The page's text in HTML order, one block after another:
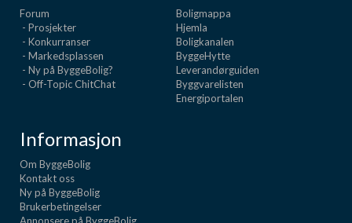
Forum
- Prosjekter
- Konkurranser
- Markedsplassen
- Ny på ByggeBolig?
- Off-Topic ChitChat
Boligmappa
Hjemla
Boligkanalen
ByggeHytte
Leverandørguiden
Byggvarelisten
Energiportalen
Informasjon
Om ByggeBolig
Kontakt oss
Ny på ByggeBolig
Brukerbetingelser